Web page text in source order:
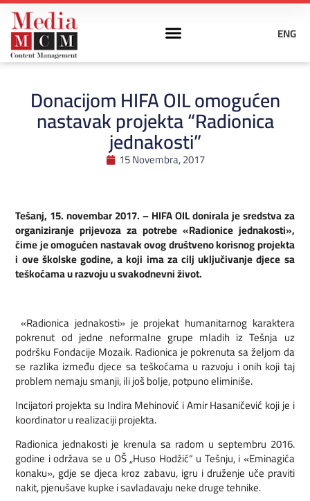
ENG
Donacijom HIFA OIL omogućen
nastavak projekta “Radionica
jednakosti”
15 Novembra, 2017
Tešanj, 15. novembar 2017. – HIFA OIL donirala je sredstva za
organiziranje prijevoza za potrebe «Radionice jednakosti»,
čime je omogućen nastavak ovog društveno korisnog projekta
i ove školske godine, a koji ima za cilj uključivanje djece sa
teškoćama u razvoju u svakodnevni život.
«Radionica jednakosti» je projekat humanitarnog karaktera
pokrenut od jedne neformalne grupe mladih iz Tešnja uz
podršku Fondacije Mozaik. Radionica je pokrenuta sa željom da
se razlika između djece sa teškoćama u razvoju i onih koji taj
problem nemaju smanji, ili još bolje, potpuno eliminiše.
Incijatori projekta su Indira Mehinović i Amir Hasaničević koji je i
koordinator u realizaciji projekta.
Radionica jednakosti je krenula sa radom u septembru 2016.
godine i održava se u OŠ „Huso Hodžić“ u Tešnju, i «Eminagića
konaku», gdje se djeca kroz zabavu, igru i druženje uče praviti
nakit, pjenušave kupke i savladavaju neke druge tehnike.